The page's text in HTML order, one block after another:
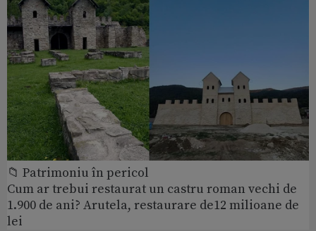
📁 Patrimoniu în pericol
Cum ar trebui restaurat un castru roman vechi de
1.900 de ani? Arutela, restaurare de12 milioane de
lei